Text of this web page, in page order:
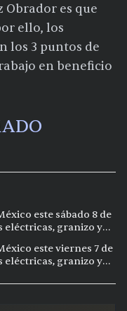
Obrador es que
ello, los
los 3 puntos de
en beneficio
este sábado 8 de
eléctricas, granizo y
este viernes 7 de
eléctricas, granizo y